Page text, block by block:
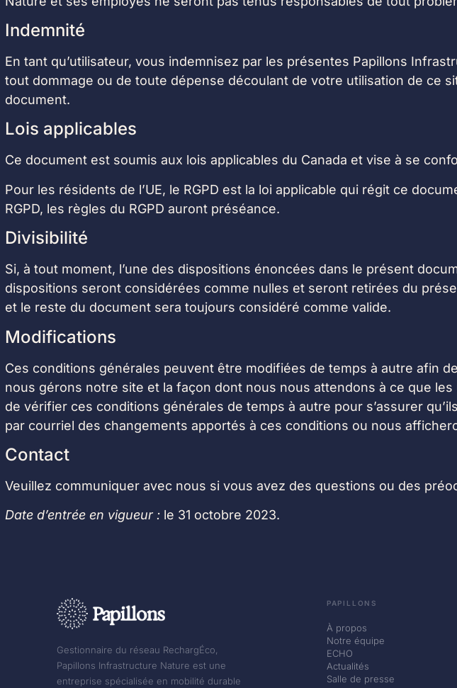
Indemnité
En tant qu’utilisateur, vous indemnisez par les présentes Papillons
tout dommage ou de toute dépense découlant de votre utilisation de ce
document.
Lois applicables
Ce document est soumis aux lois applicables du Canada et vise à se
Pour les résidents de l’UE, le RGPD est la loi applicable qui régit ce
RGPD, les règles du RGPD auront préséance.
Divisibilité
Si, à tout moment, l’une des dispositions énoncées dans le présent
dispositions seront considérées comme nulles et seront retirées du
et le reste du document sera toujours considéré comme valide.
Modifications
Ces conditions générales peuvent être modifiées de temps à autre afin
nous gérons notre site et la façon dont nous nous attendons à ce que
de vérifier ces conditions générales de temps à autre pour s’assurer
par courriel des changements apportés à ces conditions ou nous
Contact
Veuillez communiquer avec nous si vous avez des questions ou des
Date d’entrée en vigueur : le 31 octobre 2023.
Gestionnaire du réseau RechargÉco,
Papillons Infrastructure Nature est une
entreprise spécialisée en mobilité durable
PAPILLONS
À propos
Notre équipe
ECHO
Actualités
Salle de presse